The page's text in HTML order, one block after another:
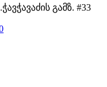
გამზ. #33